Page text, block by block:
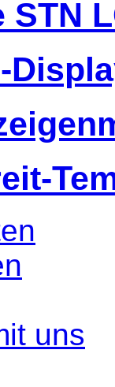
STN
uns